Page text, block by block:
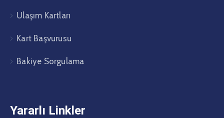
Ulaşım Kartları
Kart Başvurusu
Bakiye Sorgulama
Yararlı Linkler